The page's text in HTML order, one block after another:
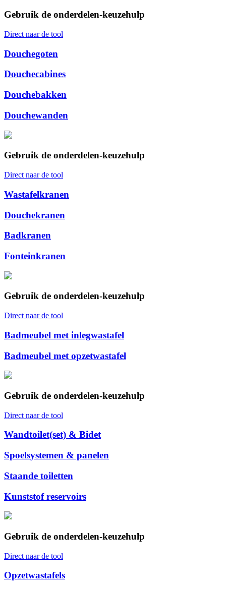
Gebruik de onderdelen-keuzehulp
Direct naar de tool
Douchegoten
Douchecabines
Douchebakken
Douchewanden
Gebruik de onderdelen-keuzehulp
Direct naar de tool
Wastafelkranen
Douchekranen
Badkranen
Fonteinkranen
Gebruik de onderdelen-keuzehulp
Direct naar de tool
Badmeubel met inlegwastafel
Badmeubel met opzetwastafel
Gebruik de onderdelen-keuzehulp
Direct naar de tool
Wandtoilet(set) & Bidet
Spoelsystemen & panelen
Staande toiletten
Kunststof reservoirs
Gebruik de onderdelen-keuzehulp
Direct naar de tool
Opzetwastafels